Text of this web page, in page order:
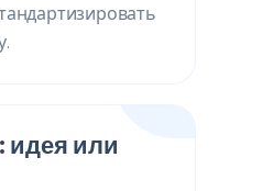
идея или